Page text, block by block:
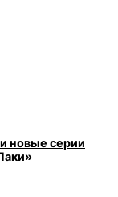
новые серии